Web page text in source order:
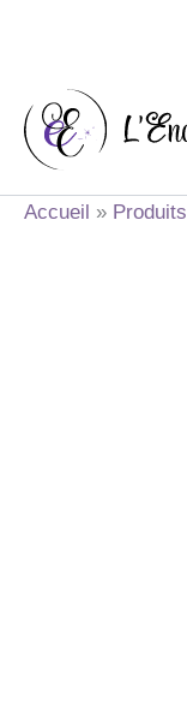
contenu
Accueil Produits